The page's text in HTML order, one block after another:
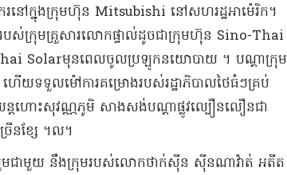
រនៅក្នុងក្រុមហ៊ុន Mitsubishi នៅសហរដ្ឋអាម៉េរិក។
បស់ក្រុមគ្រួសារលោកផ្ទាល់ដូចជាក្រុមហ៊ុន Sino-Thai
Solarមុនពេលចូលប្រឡូកនយោបាយ ។ បណ្តាក្រុម
ទទួលម៉ៅការគម្រោងរបស់រដ្ឋាភិបាលថៃធំៗគ្រប់
តហោះសុវណ្ណភូមិ សាងសង់បណ្តាផ្លូវល្បឿនលឿនជា
ើនខ្សែ ។ល។
ាមួយ នឹងក្រុមរបស់លោកថាក់ស៊ីន ស៊ីនណាវ៉ាត់ អតីត